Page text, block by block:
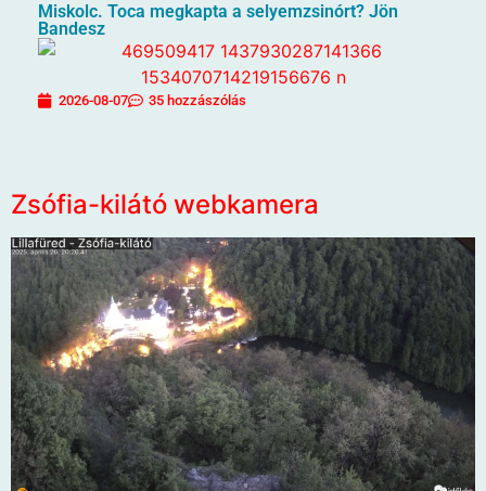
Miskolc. Toca megkapta a selyemzsinórt? Jön
Bandesz
2026-08-07 35 hozzászólás
Zsófia-kilátó webkamera